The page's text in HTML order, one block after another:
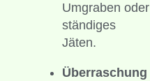
Umgraben oder
ständiges
Jäten.
Überraschung